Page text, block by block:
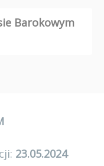
Barokowym
23.05.2024